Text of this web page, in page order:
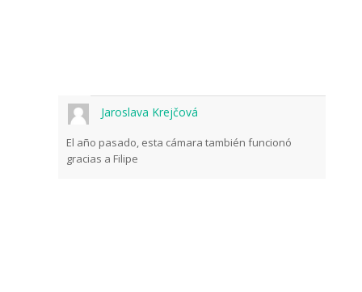
Jaroslava Krejčová
El año pasado, esta cámara también funcionó
gracias a Filipe